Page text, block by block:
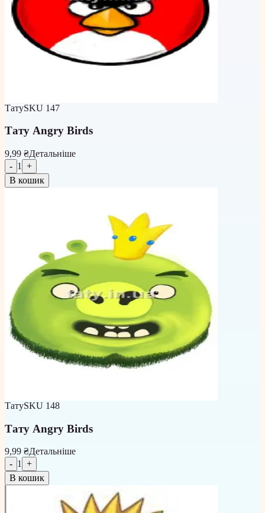
ТатуSKU 147
Тату Angry Birds
9,99 ₴Детальніше
- 1
+
В кошик
ТатуSKU 148
Тату Angry Birds
9,99 ₴Детальніше
- 1
+
В кошик